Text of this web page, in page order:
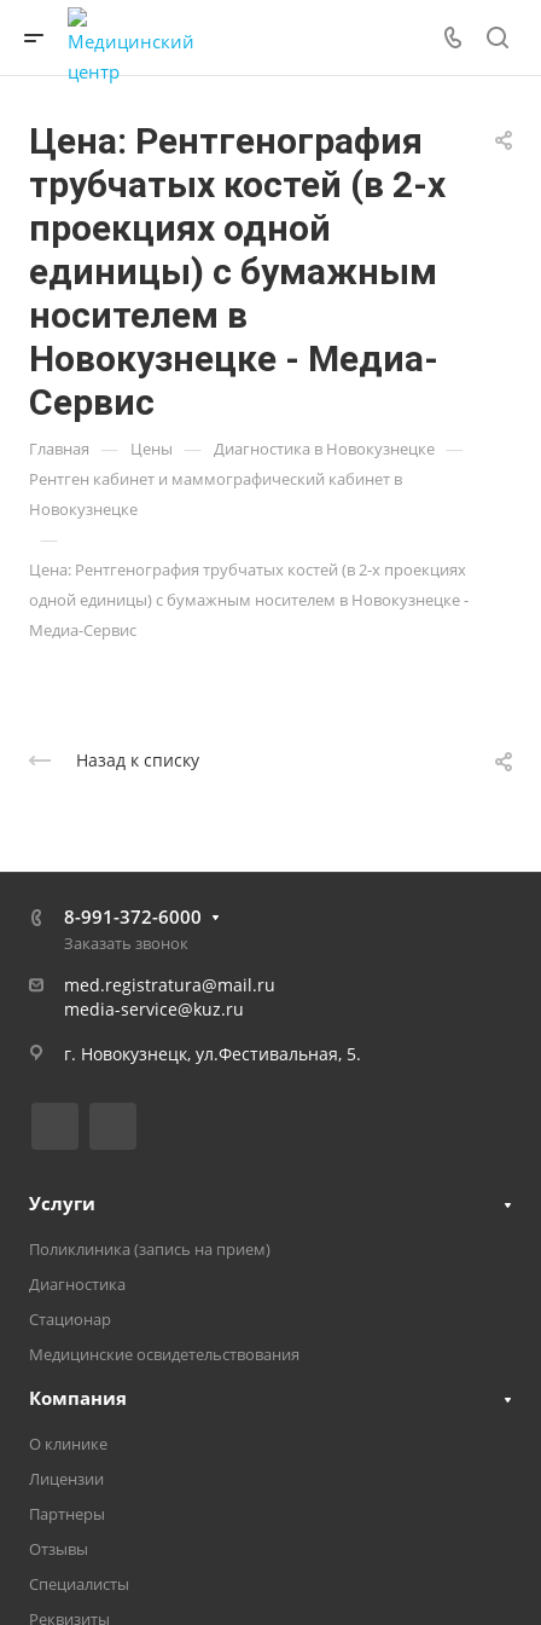
Цена: Рентгенография
трубчатых костей (в 2-х
проекциях одной
единицы) с бумажным
носителем в
Новокузнецке - Медиа-
Сервис
Главная — Цены — Диагностика в Новокузнецке —
Рентген кабинет и маммографический кабинет в
Новокузнецке
—
Цена: Рентгенография трубчатых костей (в 2-х проекциях
одной единицы) с бумажным носителем в Новокузнецке -
Медиа-Сервис
Назад к списку
8-991-372-6000
Заказать звонок
med.registratura@mail.ru
media-service@kuz.ru
г. Новокузнецк, ул.Фестивальная, 5.
Услуги
Поликлиника (запись на прием)
Диагностика
Стационар
Медицинские освидетельствования
Компания
О клинике
Лицензии
Партнеры
Отзывы
Специалисты
Реквизиты